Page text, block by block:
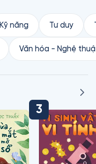
Kỹ năng Tư duy
Văn hóa - Nghệ
3